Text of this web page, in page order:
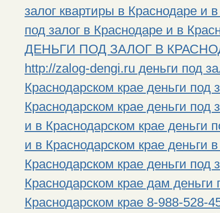
залог квартиры в Краснодаре и
под залог в Краснодаре и в
ДЕНЬГИ ПОД ЗАЛОГ В
http://zalog-dengi.ru деньги под
Краснодарском крае деньги под
Краснодарском крае деньги
и в Краснодарском крае деньги
и в Краснодарском крае деньги
Краснодарском крае деньги под
Краснодарском крае дам деньги
Краснодарском крае 8-988-